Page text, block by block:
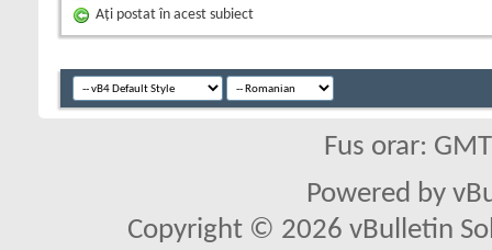
Aţi postat în acest subiect
Fus orar:
Powered by
Copyright © 2026 vBulletin